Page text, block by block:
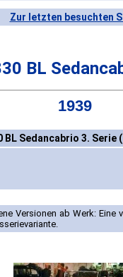
Zur letzten besuchten
BL
1939
BL Sedancabrio 3. Serie
Versionen ab Werk: Eine